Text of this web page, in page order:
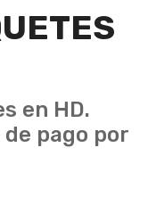
en HD.
pago por